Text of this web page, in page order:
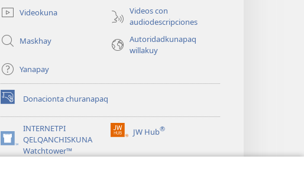
nuevaVideokuna
Videos con
audiodescripciones
Maskhay
Autoridadkunapaq
willakuy
Yanapay
Donacionta churanapaq
(abre
una
ventana)
INTERNETPI
QELQANCHISKUNA
Watchtower™
(abre
una
JW Hub®
(abre
nueva